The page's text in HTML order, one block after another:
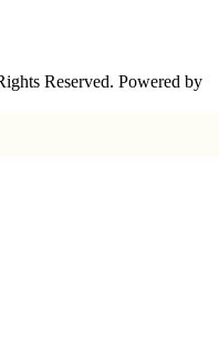
Reserved. Powered by